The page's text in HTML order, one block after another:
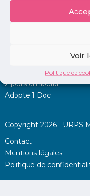
Voir
Politique de
Permanence d’aide à
2 jours en libéral
Adopte 1 Doc
Copyright 2026 - URPS
Contact
Mentions légales
Politique de